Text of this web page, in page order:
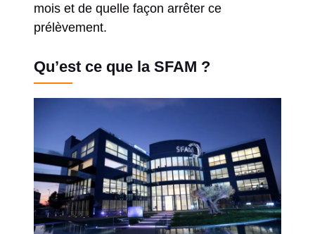
mois et de quelle façon arrêter ce
prélèvement.
Qu’est ce que la SFAM ?